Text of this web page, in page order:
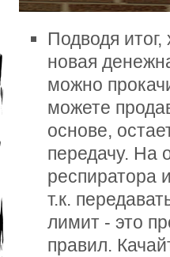
Подводя
новая
можно
можете
основе,
передачу. На
респиратора
т.к.
лимит - это
правил.